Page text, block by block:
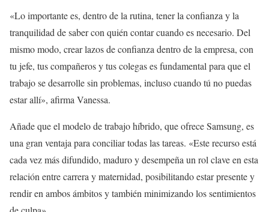
«Lo importante es, dentro de la rutina, tener la confianza y la
tranquilidad de saber con quién contar cuando es necesario. Del
mismo modo, crear lazos de confianza dentro de la empresa, con
tu jefe, tus compañeros y tus colegas es fundamental para que el
trabajo se desarrolle sin problemas, incluso cuando tú no puedas
estar allí», afirma Vanessa.
Añade que el modelo de trabajo híbrido, que ofrece Samsung, es
una gran ventaja para conciliar todas las tareas. «Este recurso está
cada vez más difundido, maduro y desempeña un rol clave en esta
relación entre carrera y maternidad, posibilitando estar presente y
rendir en ambos ámbitos y también minimizando los sentimientos